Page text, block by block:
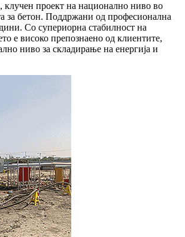
клучен проект на национално ниво во
за бетон. Поддржани од професионална
Со супериорна стабилност на
е високо препознаено од клиентите,
ниво за складирање на енергија и